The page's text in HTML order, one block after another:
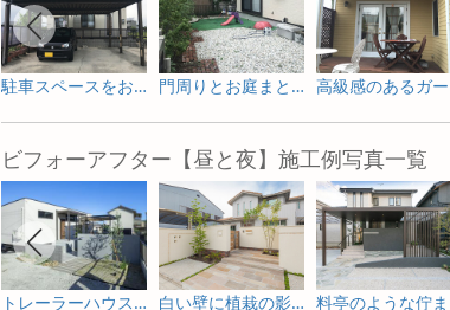
駐車スペースをお庭へ ガーデニングを楽しむためのリフォーム 門周りとお庭まとめて一新した外構リフォーム
ビフォーアフター【昼と夜】施工例写真一覧
トレーラーハウスの新築外構とガーデンデザイン 白い壁に植栽の影が揺れる新築外構